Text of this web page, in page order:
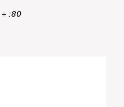
÷ :80